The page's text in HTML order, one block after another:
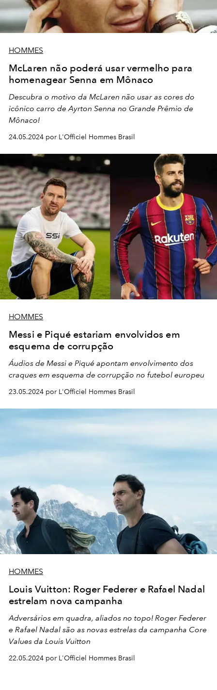
HOMMES
McLaren não poderá usar vermelho para
homenagear Senna em Mônaco
Descubra o motivo da McLaren não usar as cores do
icônico carro de Ayrton Senna no Grande Prêmio de
Mônaco!
24.05.2024 por L'Officiel Hommes Brasil
HOMMES
Messi e Piqué estariam envolvidos em
esquema de corrupção
Áudios de Messi e Piqué apontam envolvimento dos
craques em esquema de corrupção no futebol europeu
23.05.2024 por L'Officiel Hommes Brasil
HOMMES
Louis Vuitton: Roger Federer e Rafael Nadal
estrelam nova campanha
Adversários em quadra, aliados no topo! Roger Federer
e Rafael Nadal são as novas estrelas da campanha Core
Values da Louis Vuitton
22.05.2024 por L'Officiel Hommes Brasil